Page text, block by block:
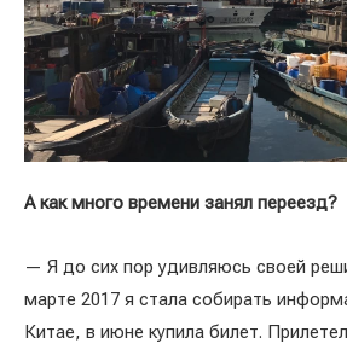
А как много времени занял переезд?
— Я до сих пор удивляюсь своей
марте 2017 я стала собирать
Китае, в июне купила билет.